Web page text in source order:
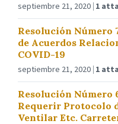
septiembre 21, 2020 1
Resolución Número
de Acuerdos
COVID-19
septiembre 21, 2020 1
Resolución Número
Requerir Protocolo
Ventilar Etc.